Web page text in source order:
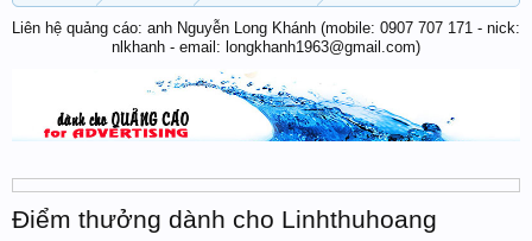
Liên hệ quảng cáo: anh Nguyễn Long Khánh (mobile: 0907 707 171 - nick:
nlkhanh - email: longkhanh1963@gmail.com)
Điểm thưởng dành cho Linhthuhoang